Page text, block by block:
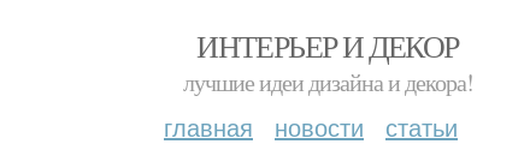
ИНТЕРЬЕР И ДЕКОР
лучшие идеи дизайна и декора!
главная новости статьи